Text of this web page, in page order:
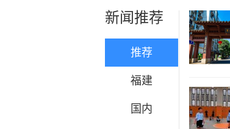
新闻推荐
推荐
福建
国内